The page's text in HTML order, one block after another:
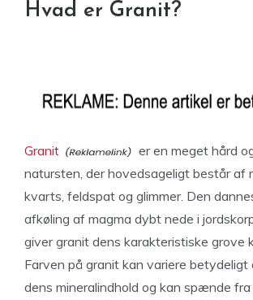
Hvad er Granit?
Granit
er en meget hård
natursten, der hovedsageligt består af
kvarts, feldspat og glimmer. Den
afkøling af magma dybt nede i
giver granit dens karakteristiske grove
Farven på granit kan variere
dens mineralindhold og kan spænde